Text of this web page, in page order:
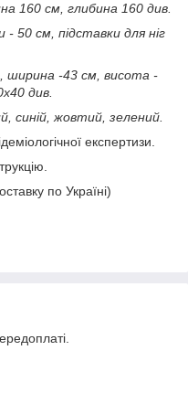
160 см, глибина 160 див.
- 50 см, підставки для ніг
ширина -43 см, висота -
див.
синій, жовтий, зелений.
експертизи.
по Україні)